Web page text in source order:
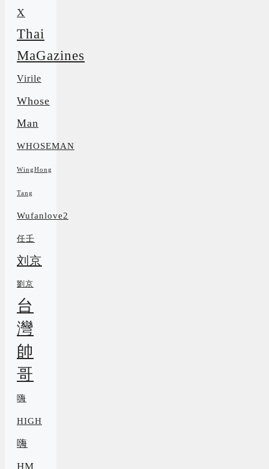
X
Thai
MaGazines
Virile
Whose
Man
WHOSEMAN
WingHong
Tang
Wufanlove2
任壬
刘京
劉京
台
灣
帥
哥
嗨
HIGH
嗨
HM